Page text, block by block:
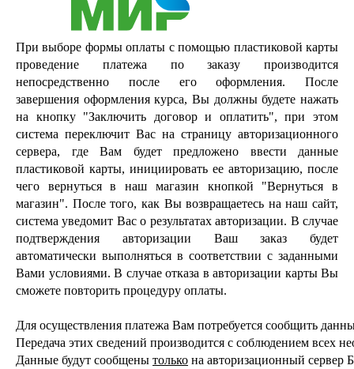
При выборе формы оплаты с помощью пластиковой карты
проведение платежа по заказу производится
непосредственно после его оформления. После
завершения оформления курса, Вы должны будете нажать
на кнопку "Заключить договор и оплатить", при этом
система переключит Вас на страницу авторизационного
сервера, где Вам будет предложено ввести данные
пластиковой карты, инициировать ее авторизацию, после
чего вернуться в наш магазин кнопкой "Вернуться в
магазин". После того, как Вы возвращаетесь на наш сайт,
система уведомит Вас о результатах авторизации. В случае
подтверждения авторизации Ваш заказ будет
автоматически выполняться в соответствии с заданными
Вами условиями. В случае отказа в авторизации карты Вы
сможете повторить процедуру оплаты.
Для осуществления платежа Вам потребуется сообщить
Передача этих сведений производится с соблюдением всех
Данные будут сообщены только на авторизационный сервер